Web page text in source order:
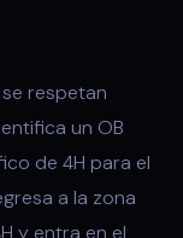
respetan
un OB
de 4H para el
a la zona
y entra en el